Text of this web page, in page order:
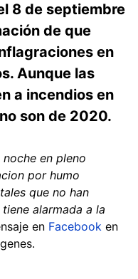
8 de septiembre
de que
en
Aunque las
a incendios en
son de 2020.
noche en pleno
por humo
que no han
alarmada a la
en Facebook en